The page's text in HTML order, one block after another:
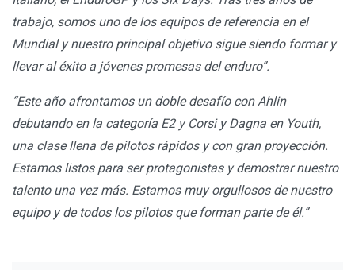
trabajo, somos uno de los equipos de referencia en el
Mundial y nuestro principal objetivo sigue siendo formar y
llevar al éxito a jóvenes promesas del enduro”.
“Este año afrontamos un doble desafío con Ahlin
debutando en la categoría E2 y Corsi y Dagna en Youth,
una clase llena de pilotos rápidos y con gran proyección.
Estamos listos para ser protagonistas y demostrar nuestro
talento una vez más. Estamos muy orgullosos de nuestro
equipo y de todos los pilotos que forman parte de él.”